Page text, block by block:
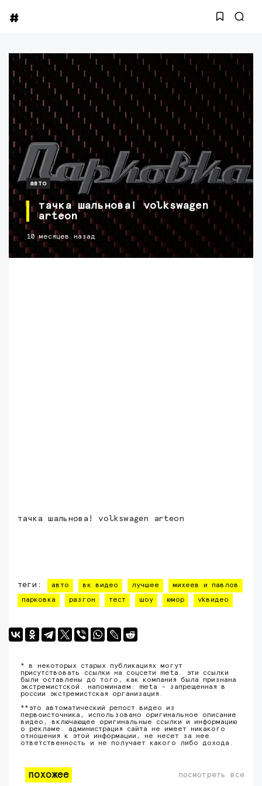
авто
тачка шальнова! volkswagen
arteon
10 месяцев назад
тачка шальнова! volkswagen arteon
теги: авто вк видео лучшее михеев и павлов
парковка разгон тест шоу юмор vkвидео
* в некоторых старых публикациях могут
присутствовать ссылки на соцсети meta. эти ссылки
были оставлены до того, как компания была признана
экстремистской. напоминаем: meta - запрещенная в
россии экстремистская организация.
**это автоматический репост видео из
первоисточника, использовано оригинальное описание
видео, включающее оригинальные ссылки и информацию
о рекламе. администрация сайта не имеет никакого
отношения к этой информации, не несет за нее
ответственность и не получает какого либо дохода.
похожее посмотреть все